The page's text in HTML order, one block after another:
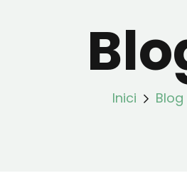
Inici Blog